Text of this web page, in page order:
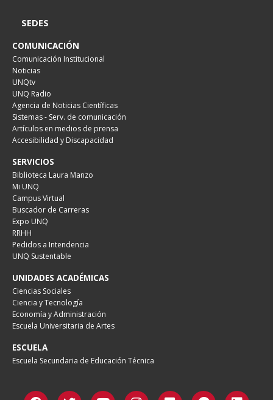
SEDES
COMUNICACIÓN
Comunicación Institucional
Noticias
UNQtv
UNQ Radio
Agencia de Noticias Científicas
Sistemas - Serv. de comunicación
Artículos en medios de prensa
Accesibilidad y Discapacidad
SERVICIOS
Biblioteca Laura Manzo
Mi UNQ
Campus Virtual
Buscador de Carreras
Expo UNQ
RRHH
Pedidos a Intendencia
UNQ Sustentable
UNIDADES ACADÉMICAS
Ciencias Sociales
Ciencia y Tecnología
Economía y Administración
Escuela Universitaria de Artes
ESCUELA
Escuela Secundaria de Educación Técnica